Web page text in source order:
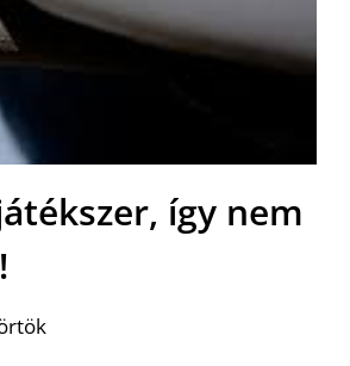
így nem